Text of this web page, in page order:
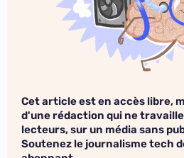
Cet article est en accès libre,
d'une rédaction qui ne travaille
lecteurs, sur un média sans
Soutenez le journalisme tech